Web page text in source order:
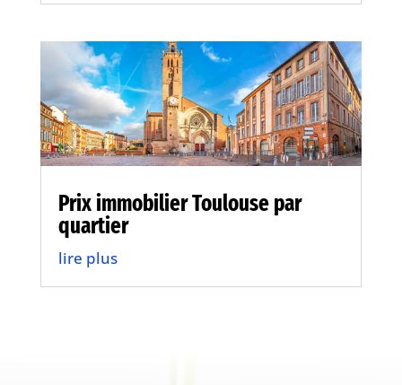
Prix immobilier Toulouse par
quartier
lire plus